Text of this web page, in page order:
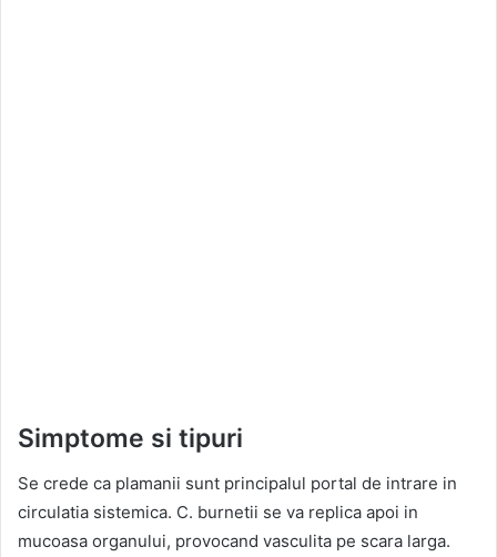
Simptome si tipuri
Se crede ca plamanii sunt principalul portal de intrare in
circulatia sistemica. C. burnetii se va replica apoi in
mucoasa organului, provocand vasculita pe scara larga.